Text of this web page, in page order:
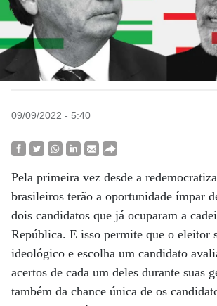
09/09/2022 - 5:40
Pela primeira vez desde a
brasileiros terão a oportunidade ímpar
dois candidatos que já ocuparam a
República. E isso permite que o eleitor
ideológico e escolha um candidato
acertos de cada um deles durante suas
também da chance única de os